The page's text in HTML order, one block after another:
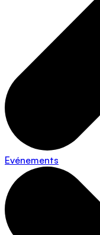
Evénements